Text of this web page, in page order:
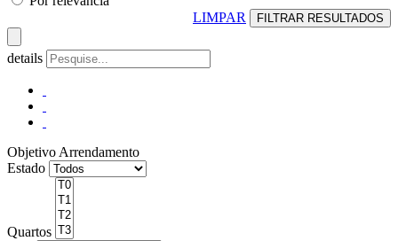
LIMPAR
details
Objetivo Arrendamento
Estado
Quartos